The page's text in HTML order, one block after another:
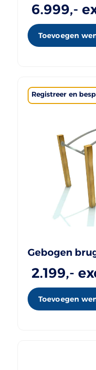
6.999,-
Toevoegen
Registreer en
Gebogen
2.199,-
Toevoegen